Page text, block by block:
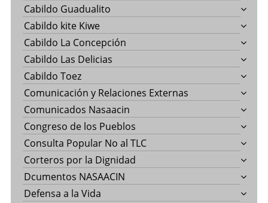
Cabildo Guadualito
Cabildo kite Kiwe
Cabildo La Concepción
Cabildo Las Delicias
Cabildo Toez
Comunicación y Relaciones Externas
Comunicados Nasaacin
Congreso de los Pueblos
Consulta Popular No al TLC
Corteros por la Dignidad
Dcumentos NASAACIN
Defensa a la Vida